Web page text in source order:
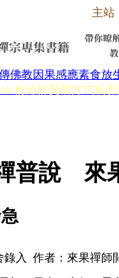
主站
佛教因果感應素食放
粉絲群贊助方式戒邪
普說 來
錄入 作者：來果禪師